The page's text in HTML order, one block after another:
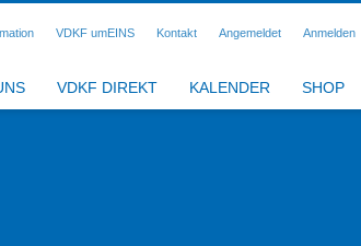
VDKF umEINS Kontakt Angemeldet Anmelden
VDKF DIREKT KALENDER SHOP